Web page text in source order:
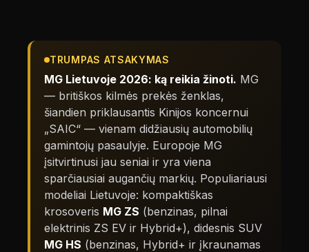
TRUMPAS ATSAKYMAS
MG Lietuvoje 2026: ką reikia žinoti. MG
— britiškos kilmės prekės ženklas,
šiandien priklausantis Kinijos koncernui
„SAIC“ — vienam didžiausių automobilių
gamintojų pasaulyje. Europoje MG
įsitvirtinusi jau seniai ir yra viena
sparčiausiai augančių markių. Populiariausi
modeliai Lietuvoje: kompaktiškas
krosoveris MG ZS (benzinas, pilnai
elektrinis ZS EV ir Hybrid+), didesnis SUV
MG HS (benzinas, Hybrid+ ir įkraunamas